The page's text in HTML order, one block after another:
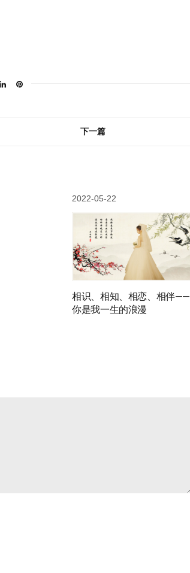
下一篇
2022-05-22
相识、相知、相恋、相伴——
你是我一生的浪漫